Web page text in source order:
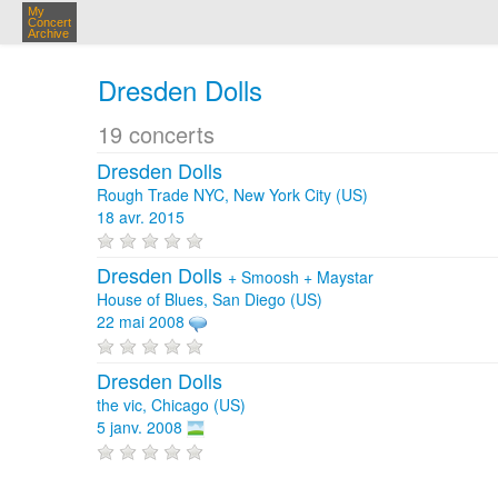
My
Concert
Archive
Dresden Dolls
19 concerts
Dresden Dolls
Rough Trade NYC, New York City (US)
18 avr. 2015
Dresden Dolls + Smoosh + Maystar
House of Blues, San Diego (US)
22 mai 2008
Dresden Dolls
the vic, Chicago (US)
5 janv. 2008